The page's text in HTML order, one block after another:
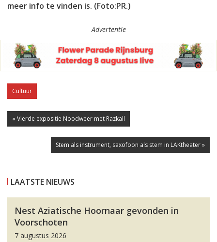
meer info te vinden is. (Foto:PR.)
Advertentie
Cultuur
« Vierde expositie Noodweer met Razkall
Stem als instrument, saxofoon als stem in LAKtheater »
LAATSTE NIEUWS
Nest Aziatische Hoornaar gevonden in
Voorschoten
7 augustus 2026